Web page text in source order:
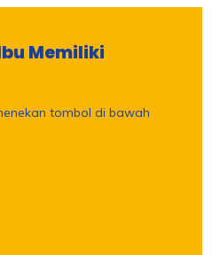
Memiliki
tombol di bawah